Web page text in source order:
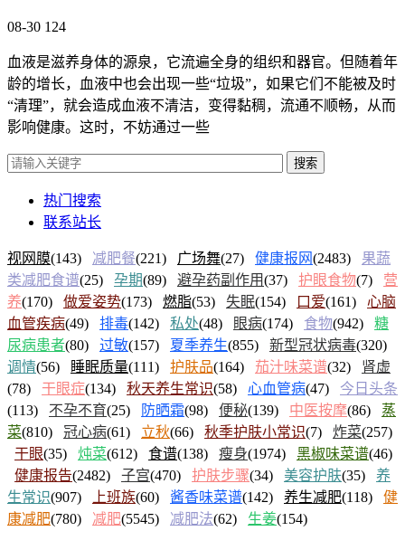
08-30 124
血液是滋养身体的源泉，它流遍全身的组织和器官。但随着年
龄的增长，血液中也会出现一些“垃圾”，如果它们不能被及时
“清理”，就会造成血液不清洁，变得黏稠，流通不顺畅，从而
影响健康。这时，不妨通过一些
搜索
热门搜索
联系站长
视网膜(143) 减肥餐(221) 广场舞(27) 健康报网(2483) 果蔬
类减肥食谱(25) 孕期(89) 避孕药副作用(37) 护眼食物(7) 营
养(170) 做爱姿势(173) 燃脂(53) 失眠(154) 口爱(161) 心脑
血管疾病(49) 排毒(142) 私处(48) 眼病(174) 食物(942) 糖
尿病患者(80) 过敏(157) 夏季养生(855) 新型冠状病毒(320)
调情(56) 睡眠质量(111) 护肤品(164) 茄汁味菜谱(32) 肾虚
(78) 干眼症(134) 秋天养生常识(58) 心血管病(47) 今日头条
(113) 不孕不育(25) 防晒霜(98) 便秘(139) 中医按摩(86) 蒸
菜(810) 冠心病(61) 立秋(66) 秋季护肤小常识(7) 炸菜(257)
干眼(35) 炖菜(612) 食谱(138) 瘦身(1974) 黑椒味菜谱(46)
健康报告(2482) 子宫(470) 护肤步骤(34) 美容护肤(35) 养
生常识(907) 上班族(60) 酱香味菜谱(142) 养生减肥(118) 健
康减肥(780) 减肥(5545) 减肥法(62) 生姜(154)